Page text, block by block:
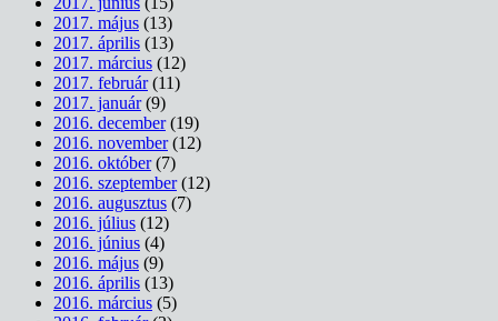
2017. május (13)
2017. április (13)
2017. március (12)
2017. február(11)
2017. január(9)
2016. december(19)
2016. november(12)
2016. október(7)
2016. szeptember(12)
2016. augusztus (7)
2016. július (12)
2016. június (4)
2016. május (9)
2016. április (13)
2016. március (5)